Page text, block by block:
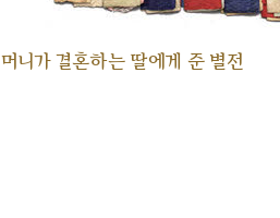
니가 결혼하는 딸에게 준 별전